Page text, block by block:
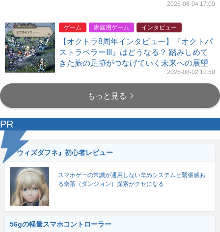
2026-08-04 17:00
ゲーム 家庭用ゲーム インタビュー
【オクトラ8周年インタビュー】『オクトパ
ストラベラーIII』はどうなる？ 踏みしめて
きた旅の足跡がつなげていく未来への展望
2026-08-02 10:50
もっと見る
PR
『ウィズダフネ』初心者レビュー
スマホゲーの常識が通用しない辛めシステムと緊張感あ
る奈落（ダンジョン）探索がクセになる
56gの軽量スマホコントローラー